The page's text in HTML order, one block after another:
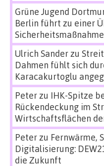
Grüne Jugend
Berlin führt zu einer
Ulrich Sanderzu
Dahmen fühlt sich
Karacakurtoglu
Peterzu IHK-Spitze
Rückendeckung im
Wirtschaftsflächen
Peterzu Fernwärme,
Digitalisierung:
die Zukunft